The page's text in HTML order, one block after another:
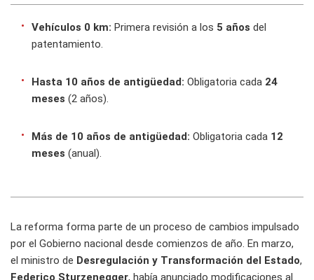
Vehículos 0 km: Primera revisión a los 5 años del
patentamiento.
Hasta 10 años de antigüedad: Obligatoria cada 24
meses (2 años).
Más de 10 años de antigüedad: Obligatoria cada 12
meses (anual).
La reforma forma parte de un proceso de cambios impulsado
por el Gobierno nacional desde comienzos de año. En marzo,
el ministro de Desregulación y Transformación del Estado,
Federico Sturzenegger, había anunciado modificaciones al